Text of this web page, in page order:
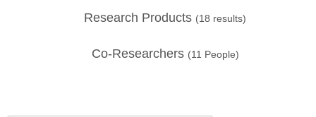
Research Products (18 results)
Co-Researchers (11 People)